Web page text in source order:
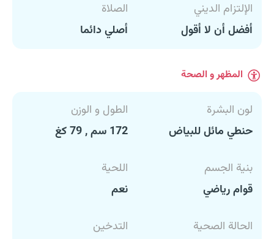
الإلتزام الديني
أفضل أن لا أقول
الصلاة
أصلي دائما
المظهر و الصحة
لون البشرة
حنطي مائل للبياض
الطول و الوزن
172 سم , 79 كغ
بنية الجسم
قوام رياضي
اللحية
نعم
الحالة الصحية
التدخين